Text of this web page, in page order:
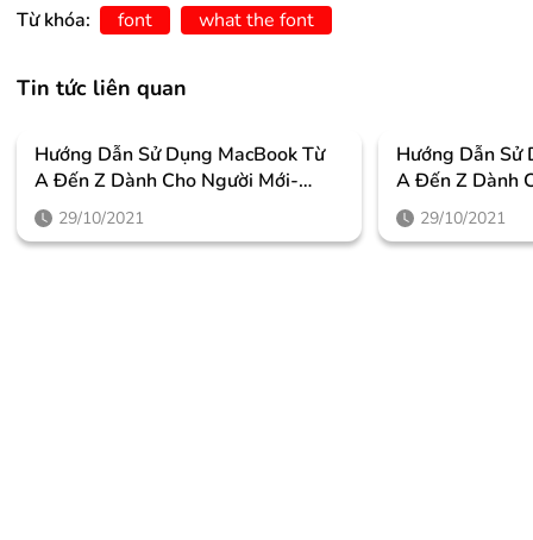
Từ khóa: font what the font
Tin tức liên quan
Hướng Dẫn Sử Dụng MacBook Từ
A Đến Z Dành Cho Người Mới-
Phần 2
29/10/2021
Hướng Dẫn Sử
A Đến Z Dành
Phần 1
29/10/2021